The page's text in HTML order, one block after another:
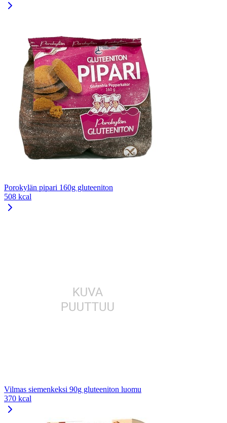
Porokylän pipari 160g gluteeniton
508 kcal
Vilmas siemenkeksi 90g gluteeniton luomu
370 kcal